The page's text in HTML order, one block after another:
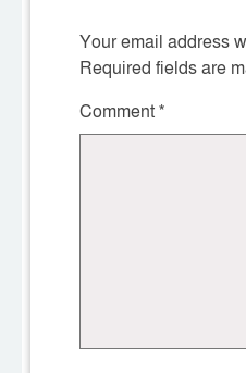
Your email address
Required fields are
Comment*